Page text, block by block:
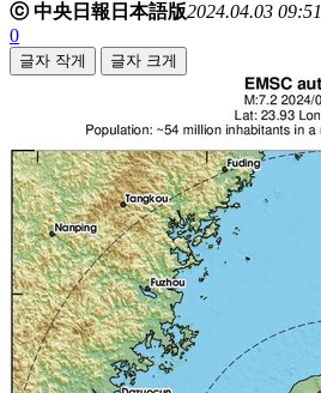
ⓒ 中央日報日本語版2024.04.03 09:51
0
글자 작게 글자 크게